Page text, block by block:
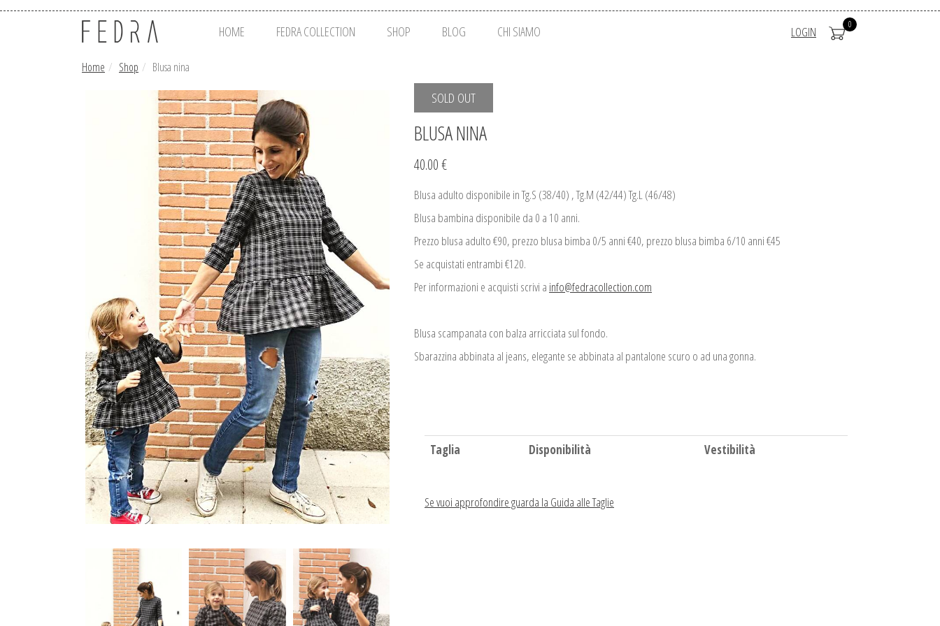
HOME FEDRA COLLECTION SHOP BLOG CHI SIAMO 0
LOGIN
Home Shop Blusa nina
SOLD OUT
BLUSA NINA
40.00 €
Blusa adulto disponibile in Tg.S (38/40) , Tg.M (42/44) Tg.L (46/48)
Blusa bambina disponibile da 0 a 10 anni.
Prezzo blusa adulto €90, prezzo blusa bimba 0/5 anni €40, prezzo blusa bimba 6/10 anni €45
Se acquistati entrambi €120.
Per informazioni e acquisti scrivi a info@fedracollection.com
Blusa scampanata con balza arricciata sul fondo.
Sbarazzina abbinata al jeans, elegante se abbinata al pantalone scuro o ad una gonna.
Taglia Disponibilità Vestibilità
Se vuoi approfondire guarda la Guida alle Taglie